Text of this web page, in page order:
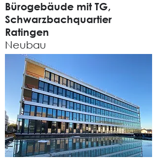
Bürogebäude mit TG,
Schwarzbachquartier
Ratingen
Neubau